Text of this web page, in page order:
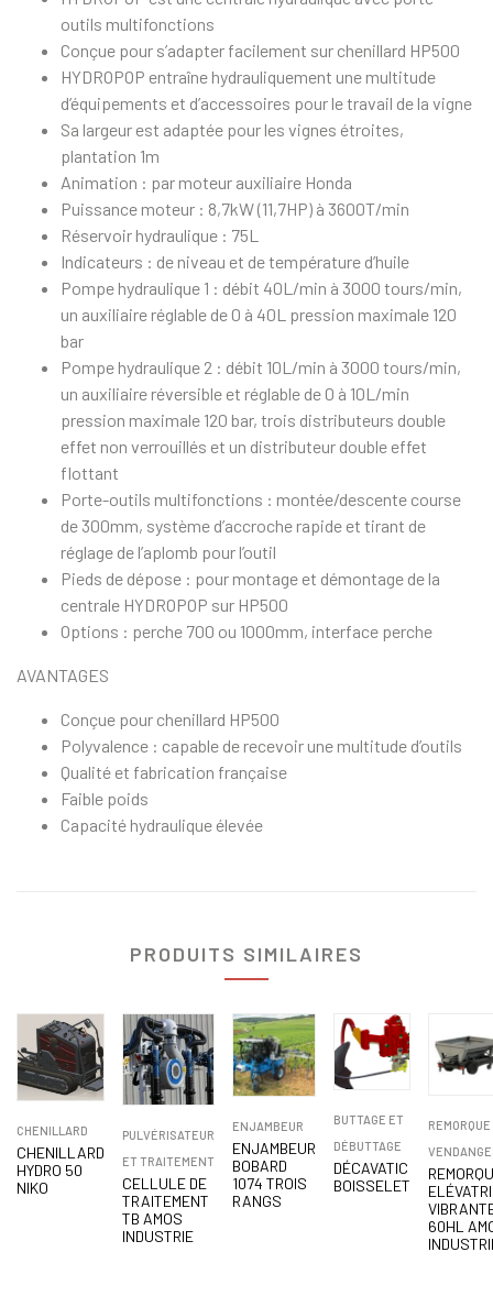
outils multifonctions
Conçue pour s’adapter facilement sur chenillard HP500
HYDROPOP entraîne hydrauliquement une multitude
d’équipements et d’accessoires pour le travail de la vigne
Sa largeur est adaptée pour les vignes étroites,
plantation 1m
Animation : par moteur auxiliaire Honda
Puissance moteur : 8,7kW (11,7HP) à 3600T/min
Réservoir hydraulique : 75L
Indicateurs : de niveau et de température d’huile
Pompe hydraulique 1 : débit 40L/min à 3000 tours/min,
un auxiliaire réglable de 0 à 40L pression maximale 120
bar
Pompe hydraulique 2 : débit 10L/min à 3000 tours/min,
un auxiliaire réversible et réglable de 0 à 10L/min
pression maximale 120 bar, trois distributeurs double
effet non verrouillés et un distributeur double effet
flottant
Porte-outils multifonctions : montée/descente course
de 300mm, système d’accroche rapide et tirant de
réglage de l’aplomb pour l’outil
Pieds de dépose : pour montage et démontage de la
centrale HYDROPOP sur HP500
Options : perche 700 ou 1000mm, interface perche
AVANTAGES
Conçue pour chenillard HP500
Polyvalence : capable de recevoir une multitude d’outils
Qualité et fabrication française
Faible poids
Capacité hydraulique élevée
PRODUITS SIMILAIRES
CHENILLARD
CHENILLARD
HYDRO 50
NIKO
PULVÉRISATEUR
ET TRAITEMENT
CELLULE DE
TRAITEMENT
TB AMOS
INDUSTRIE
ENJAMBEUR
ENJAMBEUR
BOBARD
1074 TROIS
RANGS
BUTTAGE ET
DÉBUTTAGE
DÉCAVATIC
BOISSELET
REMORQUE
60HL